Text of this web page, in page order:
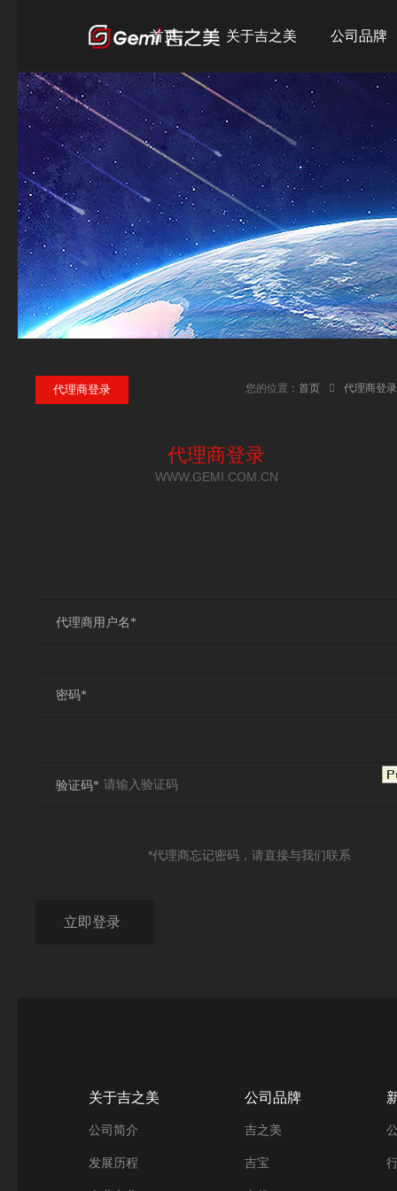
公司品牌
吉宝
吉优
关于吉之美
公司简介
发展历程
企业文化
荣誉资质
首页
您的位置： 首页 代理商登录
代理商登录
代理商登录
WWW.GEMI.COM.CN
代理商用户名*
密码*
验证码*
*代理商忘记密码，请直接与我们联系
关于吉之美
公司简介
发展历程
公司品牌
吉之美
吉宝